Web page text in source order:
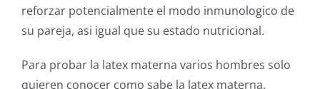
reforzar potencialmente el modo inmunologico de
su pareja, asi igual que su estado nutricional.
Para probar la latex materna varios hombres solo
quieren conocer como sabe la latex materna.